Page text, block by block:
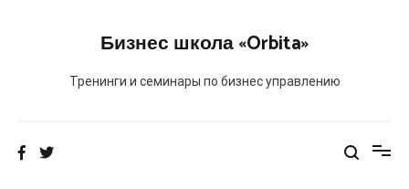
Бизнес школа «Orbita»
Тренинги и семинары по бизнес управлению